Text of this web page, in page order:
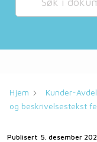
Hjem Kunder-
og beskrivelsestekst
Publisert 5. desember